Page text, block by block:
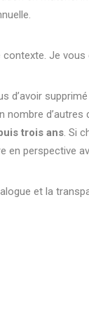
Je
d’avoir
trois ans. Si
en perspective
et la